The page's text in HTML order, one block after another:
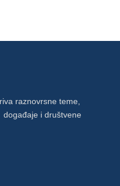
raznovrsne teme,
i društvene